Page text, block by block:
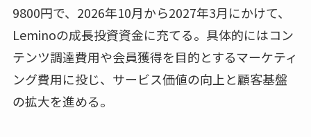
9800円で、2026年10月から2027年3月にかけて、
Leminoの成長投資資金に充てる。具体的にはコン
テンツ調達費用や会員獲得を目的とするマーケティ
ング費用に投じ、サービス価値の向上と顧客基盤
の拡大を進める。